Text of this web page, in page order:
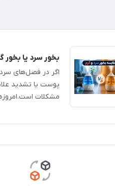
بخور سرد یا بخور
اگر در فصل‌های
پوست یا تشدید
مشکلات است.امروزه